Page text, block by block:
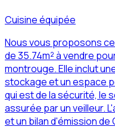
Cuisine équipée
Nous vous proposons
de 35.74m² à vendre
montrouge. Elle inclut
stockage et un espace
qui est de la sécurité, le
assurée par un veilleur.
et un bilan d'émission de